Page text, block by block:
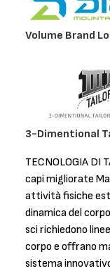
Volume Brand
3-Dimentional
TECNOLOGIA DI
capi migliorate
attività fisiche
dinamica del
sci richiedono
corpo e offrano
sistema